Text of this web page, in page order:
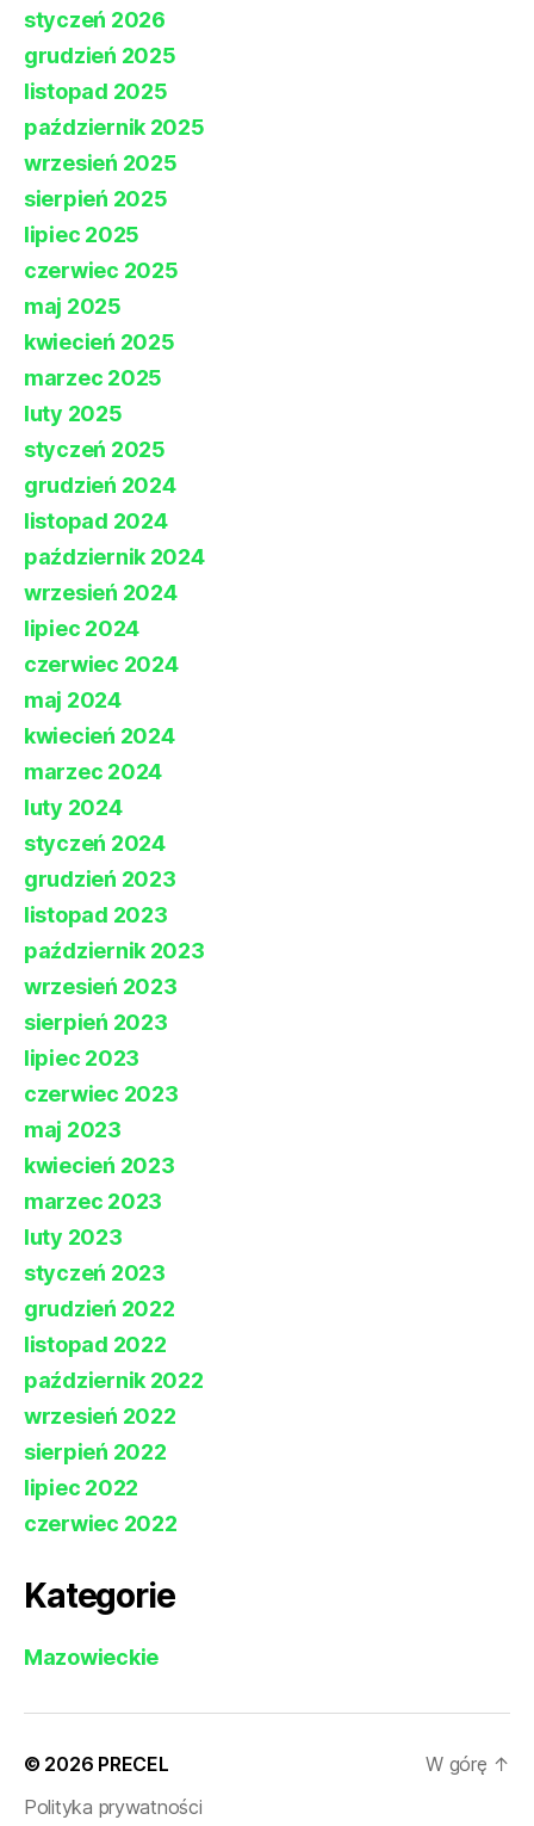
styczeń 2026
grudzień 2025
listopad 2025
październik 2025
wrzesień 2025
sierpień 2025
lipiec 2025
czerwiec 2025
maj 2025
kwiecień 2025
marzec 2025
luty 2025
styczeń 2025
grudzień 2024
listopad 2024
październik 2024
wrzesień 2024
lipiec 2024
czerwiec 2024
maj 2024
kwiecień 2024
marzec 2024
luty 2024
styczeń 2024
grudzień 2023
listopad 2023
październik 2023
wrzesień 2023
sierpień 2023
lipiec 2023
czerwiec 2023
maj 2023
kwiecień 2023
marzec 2023
luty 2023
styczeń 2023
grudzień 2022
listopad 2022
październik 2022
wrzesień 2022
sierpień 2022
lipiec 2022
czerwiec 2022
Kategorie
Mazowieckie
© 2026 PRECEL
Polityka prywatności
W górę ↑